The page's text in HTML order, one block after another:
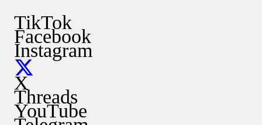
TikTok
Facebook
Instagram
X
Threads
YouTube